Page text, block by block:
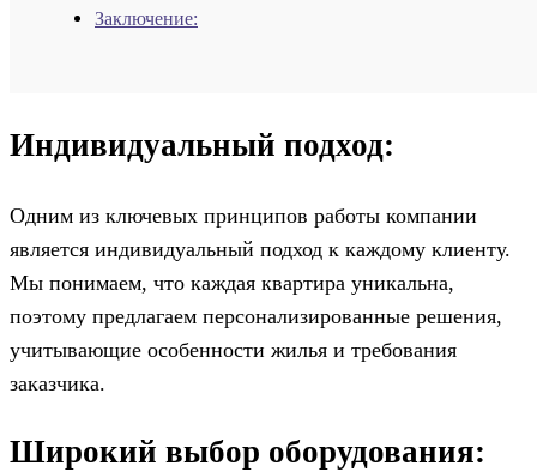
Заключение:
Индивидуальный подход:
Одним из ключевых принципов работы компании
является индивидуальный подход к каждому клиенту.
Мы понимаем, что каждая квартира уникальна,
поэтому предлагаем персонализированные решения,
учитывающие особенности жилья и требования
заказчика.
Широкий выбор оборудования: